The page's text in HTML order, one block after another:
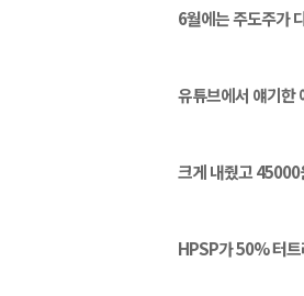
6월에는 주도주가
유튜브에서 얘기한
크게 내줬고
HPSP가 50% 터